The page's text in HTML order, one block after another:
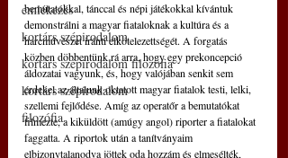
emlékezés
kortárs szépirodalom
kortárs szépirodalom filozófia
kortárs szépirodalom
filozófia
bemutatókkal, tánccal és népi játékokkal kívántuk
demonstrálni a magyar fiataloknak a kultúra és a
harcművészet iránti elkötelezettségét. A forgatás
közben döbbentünk rá arra, hogy egy prekoncepció
áldozatai vagyunk, és, hogy valójában senkit sem
érdekel az általunk oktatott magyar fiatalok testi, lelki,
szellemi fejlődése. Amíg az operatőr a bemutatókat
filmezte, a kiküldött (amúgy angol) riporter a fiatalokat
faggatta. A riportok után a tanítványaim
elbizonytalanodva jöttek oda hozzám és elmesélték,